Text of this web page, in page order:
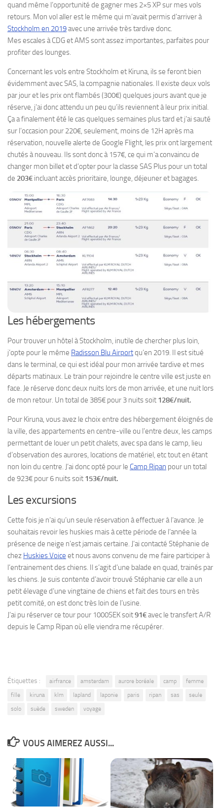
quand même l’opportunité de gagner mes 2×5 XP sur mes vols
retours. Mon vol aller est le même qui m’avait permis d’arriver à
Stockholm en 2019avec une arrivée très tardive donc.
Mes escales à CDG et AMS sont assez importantes, parfaites pour
profiter des lounges.
Concernant les vols entre Stockholm et Kiruna, ils se feront bien
évidemment avec SAS, la compagnie nationales. Il existe deux vols
par jour et les prix ont flambés (300€) quelques jours avant que je
réserve, j’ai donc attendu un peu qu’ils reviennent à leur prix initial.
Ça a finalement été le cas quelques semaines plus tard et j’ai sauté
sur l’occasion pour 220€, seulement, moins de 12H après ma
réservation, nouvelle alerte de Google Flight, les prix ont largement
chutés à nouveau. Ils sont donc à 157€, ce qui m’a convaincu de
changer mon billet et d’opter pour la classe SAS Plus pour un total
de 203€ incluant accès prioritaire, lounge, déjeuner et bagages.
Les hébergements
Pour trouver un hôtel à Stockholm, inutile de chercher plus loin,
j’opte pour le même Radisson Blu Airportqu’en 2019. Il est situé
dans le terminal, ce qui est idéal pour mon arrivée tardive et mes
départs matinaux. Le train pour rejoindre le centre ville est juste en
face. Je réserve donc deux nuits lors de mon arrivée, et une nuit lors
de mon retour. Un total de 385€ pour 3 nuits soit 128€/nuit.
Pour Kiruna, vous avez le choix entre des hébergement éloignés de
la ville, des appartements en centre-ville ou l’entre deux, les camps
permettant de louer un petit chalets, avec spa dans le camp, lieu
d’observation des aurores, locations de matériel, etc tout en étant
non loin du centre. J’ai donc opté pour le Camp Ripan pour un total
de 923€ pour 6 nuits soit 153€/nuit.
Les excursions
Cette fois je n’ai qu’un seule réservation à effectuer à l’avance. Je
souhaitais revoir les huskies mais à cette période de l’année la
présence de neige n’est jamais certaine. J’ai contacté Stéphanie de
chez Huskies Voice et nous avons convenu de me faire participer à
l’entrainement des chiens. Il s’agit d’une balade en quad, trainés par
les chiens. Je suis contente d’avoir trouvé Stéphanie car elle a un
petit élevage d’une vingtaine de chiens et fait des tours en très
petit comité, on est donc très loin de l’usine.
J’ai pu réserver ce tour pour 1000SEK soit91€avec le transfert A/R
depuis le Camp Ripan où elle viendra me récupérer.
Étiquettes : airfrance amsterdam aurore boréale camp
femme
fille
kiruna klm lapland laponie paris ripan sas
seule
solo
suède sweden voyage
VOUS AIMEREZ AUSSI...